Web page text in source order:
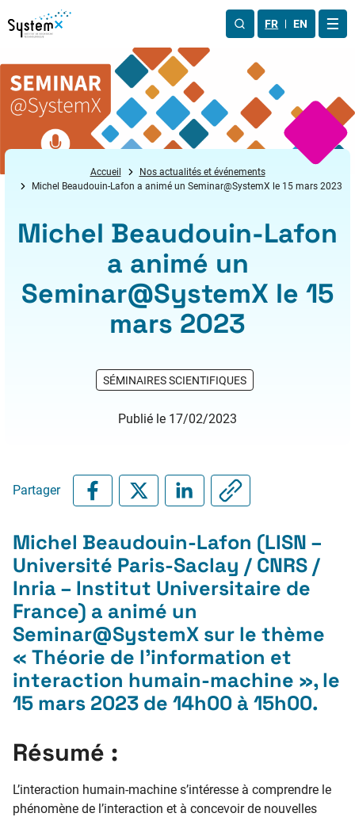
Aller au menu
Aller au contenu
Aller au pied de page
FR EN
Accueil
Nos actualités et événements
Michel Beaudouin-Lafon a animé un Seminar@SystemX le 15 mars 2023
Michel Beaudouin-Lafon
a animé un
Seminar@SystemX le 15
mars 2023
SÉMINAIRES SCIENTIFIQUES
Publié le 17/02/2023
Partager
Michel Beaudouin-Lafon (LISN –
Université Paris-Saclay / CNRS /
Inria – Institut Universitaire de
France) a animé un
Seminar@SystemX sur le thème
« Théorie de l’information et
interaction humain-machine », le
15 mars 2023 de 14h00 à 15h00.
Résumé :
L’interaction humain-machine s’intéresse à comprendre le
phénomène de l’interaction et à concevoir de nouvelles